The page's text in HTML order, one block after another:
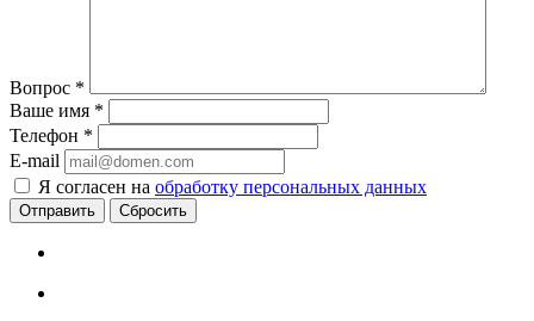
Вопрос *
Ваше имя *
Телефон *
E-mail
Я согласен на обработку персональных данных
Сбросить